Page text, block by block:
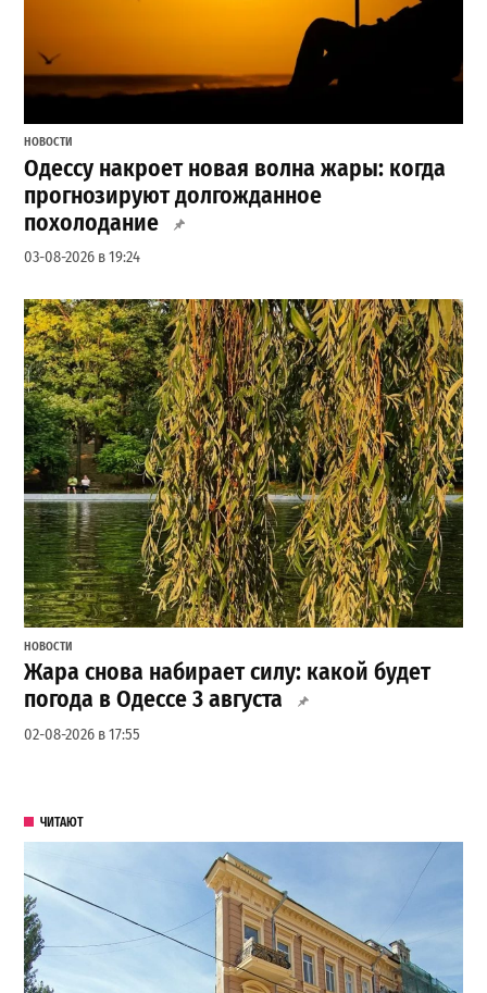
НОВОСТИ
Одессу накроет новая волна жары: когда
прогнозируют долгожданное
похолодание
03-08-2026 в 19:24
НОВОСТИ
Жара снова набирает силу: какой будет
погода в Одессе 3 августа
02-08-2026 в 17:55
ЧИТАЮТ